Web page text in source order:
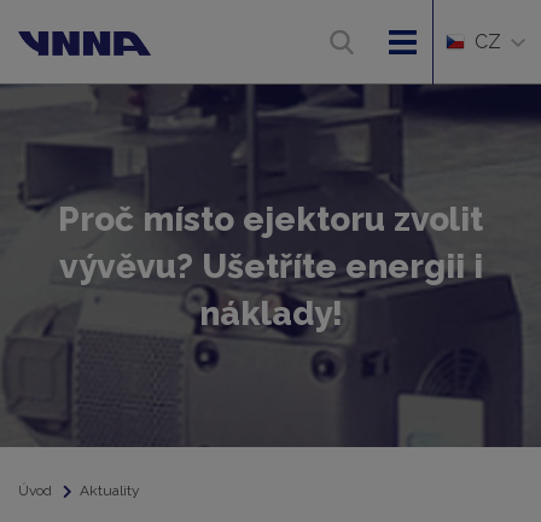
CZ
Proč místo ejektoru zvolit
vývěvu? Ušetříte energii i
náklady!
Úvod Aktuality